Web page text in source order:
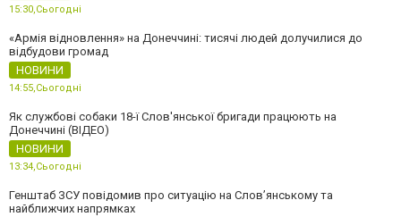
15:30,Сьогодні
«Армія відновлення» на Донеччині: тисячі людей долучилися до
відбудови громад
НОВИНИ
14:55,Сьогодні
Як службові собаки 18-ї Слов'янської бригади працюють на
Донеччині (ВІДЕО)
НОВИНИ
13:34,Сьогодні
Генштаб ЗСУ повідомив про ситуацію на Слов’янському та
найближчих напрямках